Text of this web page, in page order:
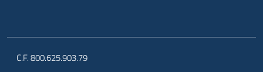
C.F. 800.625.903.79